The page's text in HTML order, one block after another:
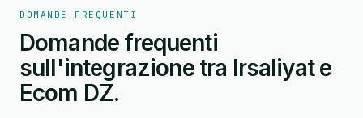
DOMANDE FREQUENTI
Domande frequenti
sull'integrazione tra Irsaliyat e
Ecom DZ.